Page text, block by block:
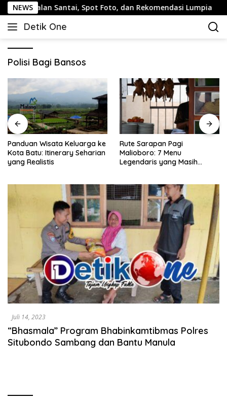
Langsung
ke
konten
NEWSSantai, Spot Foto, dan Rekomendasi Lumpia
Detik One
Tajam
Polisi Bagi Bansos
Panduan Wisata Keluarga ke
Kota Batu: Itinerary Seharian
yang Realistis
Rute Sarapan Pagi
Malioboro: 7 Menu
Legendaris yang Masih
Juli 14, 2023
“Bhasmala” Program Bhabinkamtibmas Polres
Situbondo Sambang dan Bantu Manula